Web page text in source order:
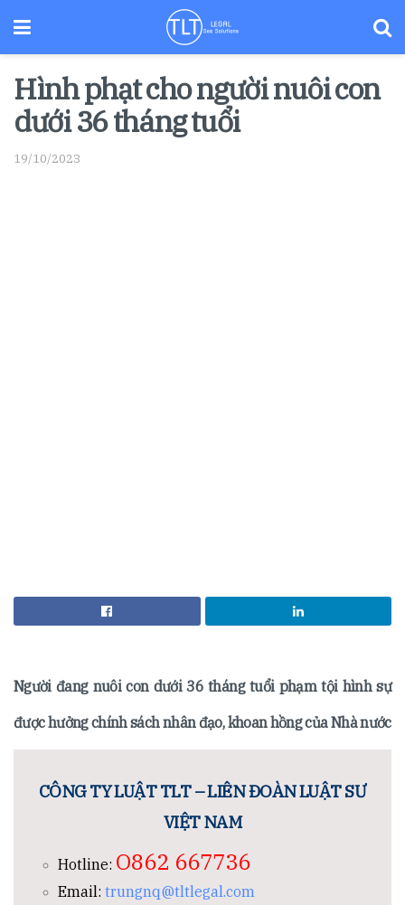
Hình phạt cho người nuôi con
dưới 36 tháng tuổi
19/10/2023
Người đang nuôi con dưới 36 tháng tuổi phạm tội hình sự
được hưởng chính sách nhân đạo, khoan hồng của Nhà nước
CÔNG TY LUẬT TLT – LIÊN ĐOÀN LUẬT SƯ
VIỆT NAM
Hotline: O862 667736
Email: trungnq@tltlegal.com